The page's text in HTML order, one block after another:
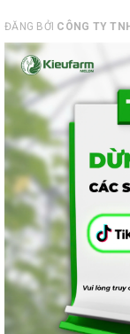
ĐĂNG BỞI CÔNG TY